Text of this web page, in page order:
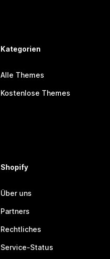
Kategorien
Alle Themes
Kostenlose Themes
Shopify
Über uns
Partners
Rechtliches
Service-Status